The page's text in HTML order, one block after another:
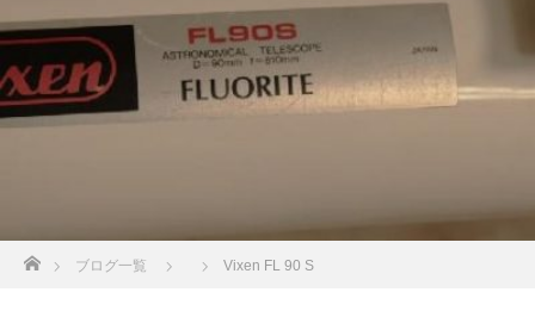
ブログ一覧 Vixen FL 90 S